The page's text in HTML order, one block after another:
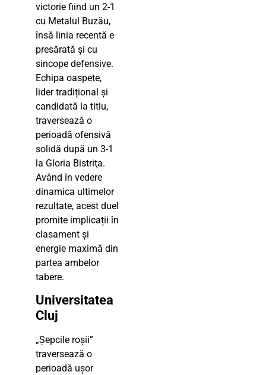
victorie fiind un 2-1
cu Metalul Buzău,
însă linia recentă e
presărată și cu
sincope defensive.
Echipa oaspete,
lider tradițional și
candidată la titlu,
traversează o
perioadă ofensivă
solidă după un 3-1
la Gloria Bistriţa.
Având în vedere
dinamica ultimelor
rezultate, acest duel
promite implicații în
clasament și
energie maximă din
partea ambelor
tabere.
Universitatea
Cluj
„Șepcile roșii”
traversează o
perioadă ușor